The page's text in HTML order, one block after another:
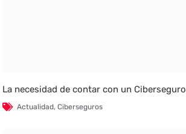
La necesidad de contar con un Ciberseguro
Actualidad,Ciberseguros